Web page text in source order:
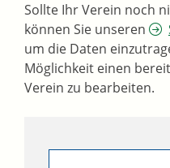
Sollte Ihr Verein noch
können Sie unseren
um die Daten
Möglichkeit einen
Verein zu bearbeiten.